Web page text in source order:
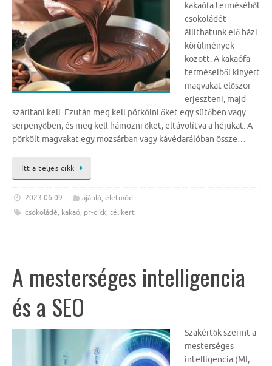
kakaófa terméséből
csokoládét
állíthatunk elő házi
körülmények
között. A kakaófa
terméseiből kinyert
magvakat először
erjeszteni, majd
szárítani kell. Ezután meg kell pörkölni őket egy sütőben vagy
serpenyőben, és meg kell hámozni őket, eltávolítva a héjukat. A
pörkölt magvakat egy mozsárban vagy kávédarálóban össze…
Itt a teljes cikk
2023.06.09. ajánló,életmód
csokoládé, kakaó, pr-cikk, télikert
A mesterséges intelligencia
és a SEO
Szakértők szerint a
mesterséges
intelligencia (MI,